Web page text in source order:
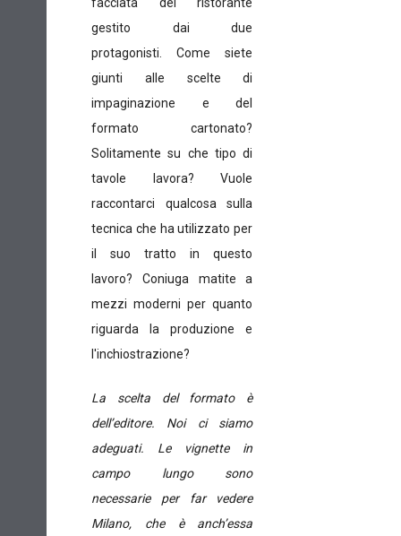
gestito dai due
protagonisti.Come siete
giunti alle scelte di
impaginazione e del
formato cartonato?
Solitamente su che tipo di
tavole lavora? Vuole
raccontarci qualcosa sulla
tecnica che ha utilizzato per
il suo tratto in questo
lavoro? Coniuga matite a
mezzi moderni per quanto
riguarda la produzione e
l'inchiostrazione?
La scelta del formato è
dell’editore. Noi ci siamo
adeguati. Le vignette in
campo lungo sono
necessarie per far vedere
Milano, che è anch’essa